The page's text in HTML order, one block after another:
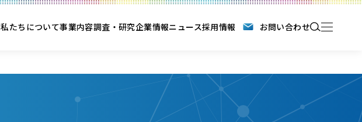
私たちについて事業内容調査・研究企業情報ニュース採用情報 お問い合わせ